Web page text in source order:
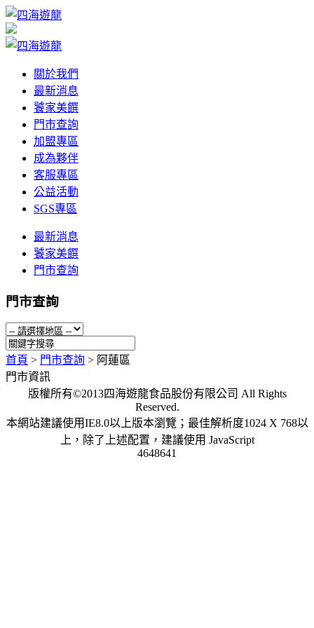
關於我們
最新消息
饕家美饌
門市查詢
加盟專區
成為夥伴
客服專區
公益活動
SGS專區
最新消息
饕家美饌
門市查詢
門市查詢
首頁 > 門市查詢 > 阿蓮區
門市資訊
版權所有©2013四海遊龍食品股份有限公司 All Rights
Reserved.
本網站建議使用IE8.0以上版本瀏覽；最佳解析度1024 X 768以
上，除了上述配置，建議使用 JavaScript
4648641